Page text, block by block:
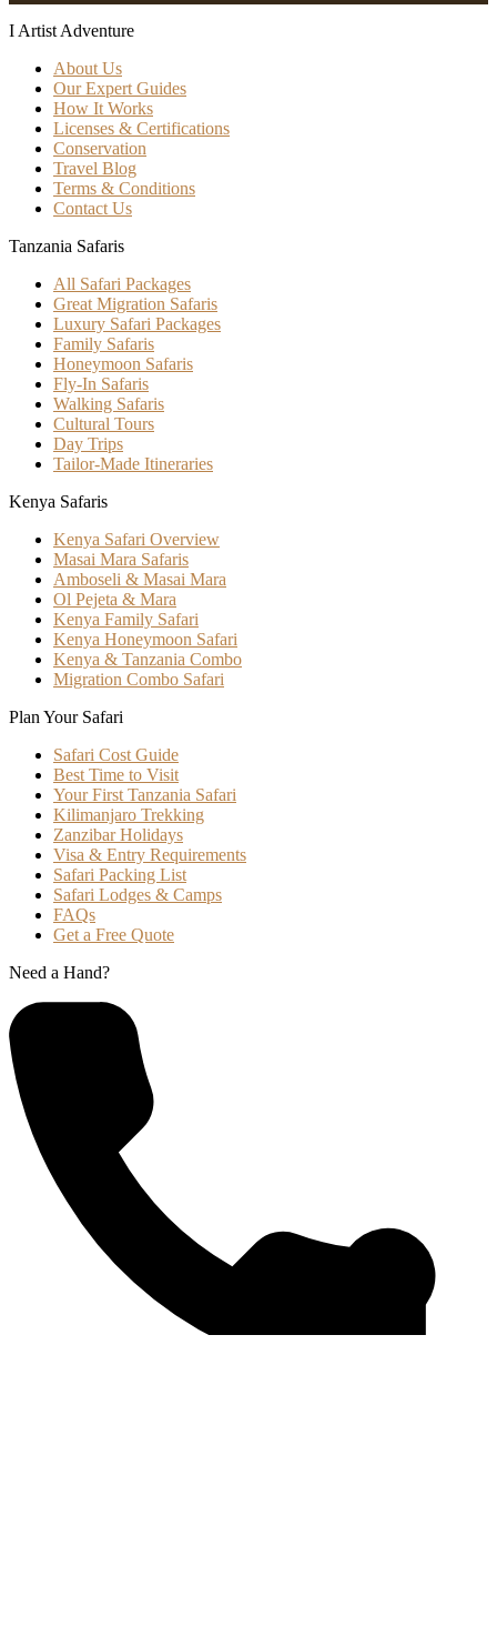
I Artist Adventure
About Us
Our Expert Guides
How It Works
Licenses & Certifications
Conservation
Travel Blog
Terms & Conditions
Contact Us
Tanzania Safaris
All Safari Packages
Great Migration Safaris
Luxury Safari Packages
Family Safaris
Honeymoon Safaris
Fly-In Safaris
Walking Safaris
Cultural Tours
Day Trips
Tailor-Made Itineraries
Kenya Safaris
Kenya Safari Overview
Masai Mara Safaris
Amboseli & Masai Mara
Ol Pejeta & Mara
Kenya Family Safari
Kenya Honeymoon Safari
Kenya & Tanzania Combo
Migration Combo Safari
Plan Your Safari
Safari Cost Guide
Best Time to Visit
Your First Tanzania Safari
Kilimanjaro Trekking
Zanzibar Holidays
Visa & Entry Requirements
Safari Packing List
Safari Lodges & Camps
FAQs
Get a Free Quote
Need a Hand?